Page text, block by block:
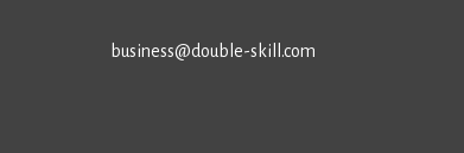
business@double-skill.com